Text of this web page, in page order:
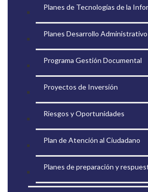
Planes de Tecnologías de la
Planes Desarrollo Administrativo
Programa Gestión Documental
Proyectos de Inversión
Riesgos y Oportunidades
Plan de Atención al Ciudadano
Planes de preparación y